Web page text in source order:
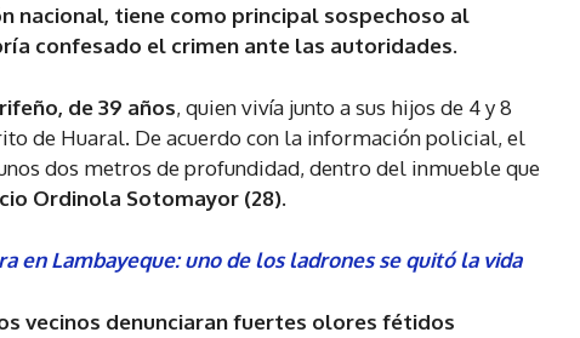
nacional, tiene como principal sospechoso al
confesado el crimen ante las autoridades.
de 39 años, quien vivía junto a sus hijos de 4 y 8
de Huaral. De acuerdo con la información policial, el
dos metros de profundidad, dentro del inmueble que
Ordinola Sotomayor (28).
en Lambayeque: uno de los ladrones se quitó la vida
vecinos denunciaran fuertes olores fétidos